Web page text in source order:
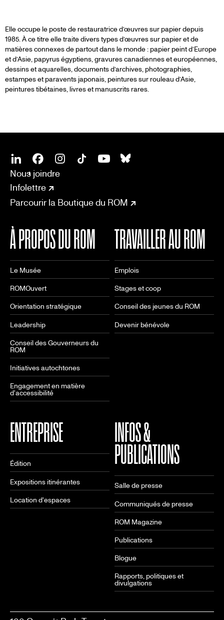
JANET
COWAN
Elle occupe le poste de restauratrice d’œuvres sur papier depuis
1985. À ce titre elle traite divers types d’œuvres sur papier et de
matières connexes de partout dans le monde : papier peint d’Europe
et d’Asie, papyrus égyptiens, gravures canadiennes et européennes,
dessins et aquarelles, documents d’archives, photographies,
estampes et paravents japonais, peintures sur rouleau d’Asie,
peintures tibétaines, livres et manuscrits rares.
SOCIAL
LinkedinFacebookInstagram
CONNECT
Nous joindre
Infolettre
Parcourir la Boutique du ROM
À PROPOS DU ROM
Le Musée
ROMOuvert
Orientation stratégique
Leadership
Conseil des Gouverneurs du
ROM
Initiatives autochtones
Engagement en matière
d'accessibilité
TRAVAILLER AU ROM
Emplois
Stages et coop
Conseil des jeunes du ROM
Devenir bénévole
ENTREPRISE
Édition
Expositions itinérantes
Location d'espaces
INFOS &
PUBLICATIONS
Salle de presse
Communiqués de presse
ROM Magazine
Publications
Blogue
Rapports, politiques et
divulgations